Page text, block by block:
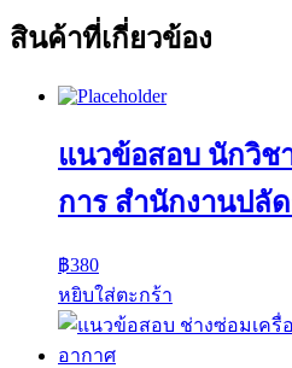
สินค้าที่เกี่ยวข้อง
แนวข้อสอบ นักวิช
การ สำนักงานปลั
฿380
หยิบใส่ตะกร้า